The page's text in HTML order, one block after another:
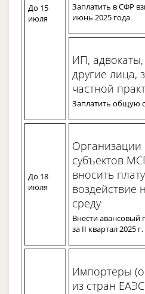
До 15
июля
Заплатить в СФР
июнь 2025 года
ИП,
другие лица,
частной
Заплатить общую
До 18
июля
субъектов
вносить
воздействие
среду
Внести авансовый
за II квартал 2025 г.
Импортеры
из стран ЕАЭС